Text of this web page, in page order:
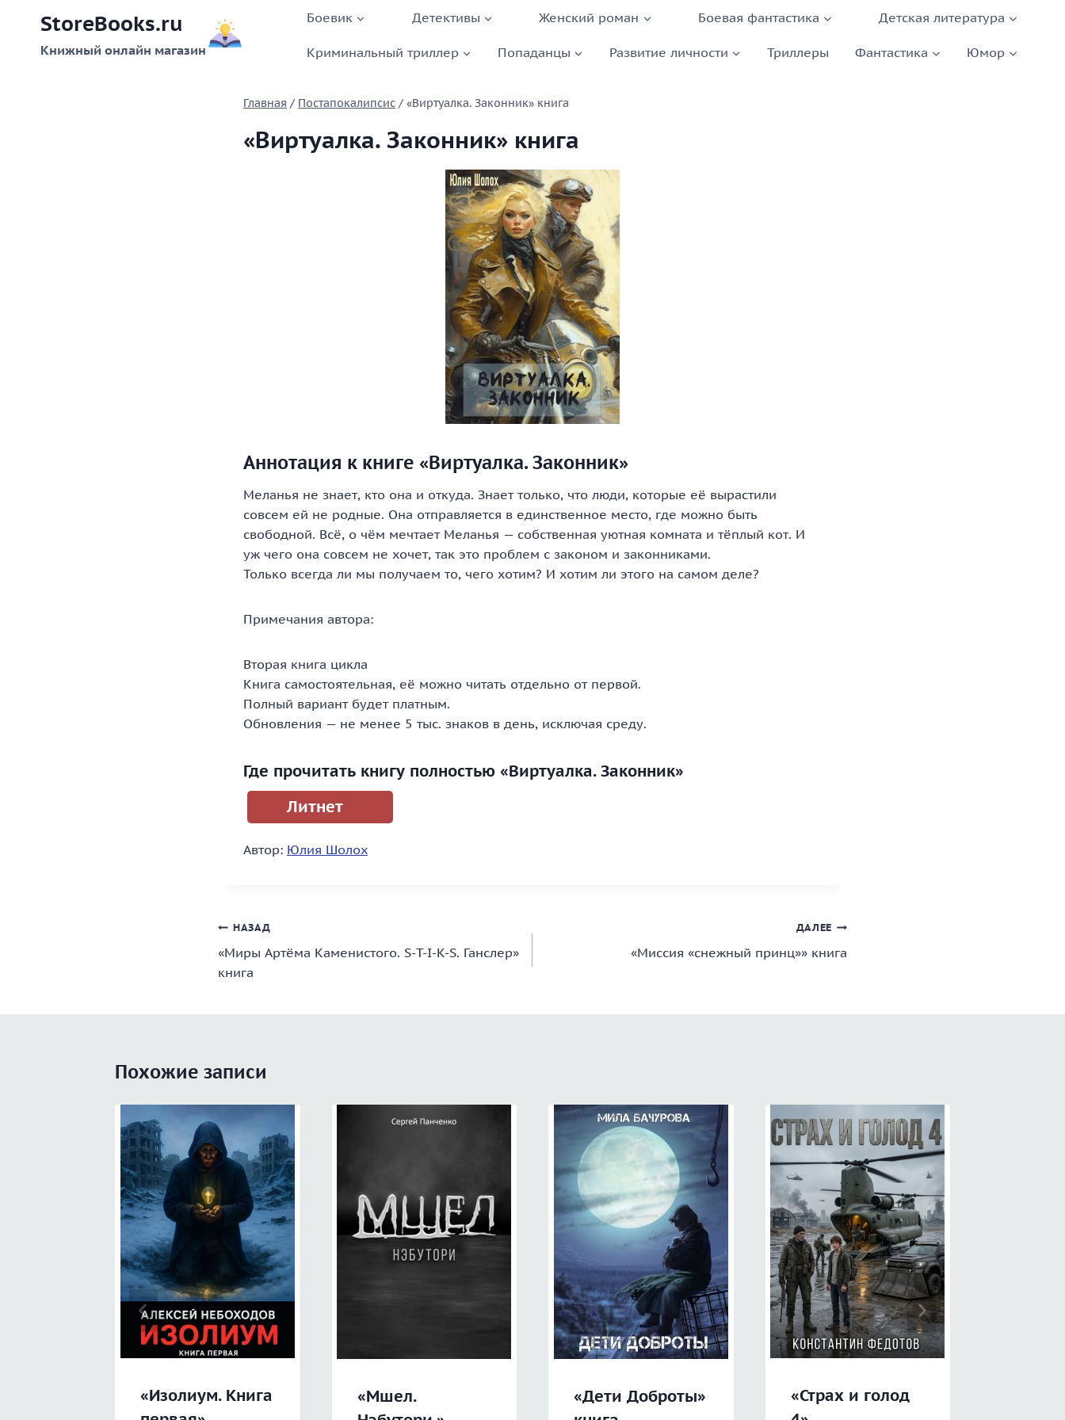
содержимому
StoreBooks.ru
Книжный онлайн магазин
Боевик Детективы Женский роман Боевая фантастика Детская литература
Криминальный триллер Попаданцы Развитие личности Триллеры Фантастика Юмор
Главная / Постапокалипсис / «Виртуалка. Законник» книга
«Виртуалка. Законник» книга
Аннотация к книге «Виртуалка. Законник»
Меланья не знает, кто она и откуда. Знает только, что люди, которые её вырастили
совсем ей не родные. Она отправляется в единственное место, где можно быть
свободной. Всё, о чём мечтает Меланья — собственная уютная комната и тёплый кот. И
уж чего она совсем не хочет, так это проблем с законом и законниками.
Только всегда ли мы получаем то, чего хотим? И хотим ли этого на самом деле?
Примечания автора:
Вторая книга цикла
Книга самостоятельная, её можно читать отдельно от первой.
Полный вариант будет платным.
Обновления — не менее 5 тыс. знаков в день, исключая среду.
Где прочитать книгу полностью «Виртуалка. Законник»
Литнет
Автор: Юлия Шолох
Навигация
по
записям
НАЗАД
«Миры Артёма Каменистого. S-T-I-K-S. Ганслер»
книга
ДАЛЕЕ
«Миссия «снежный принц»» книга
Похожие записи
«Изолиум. Книга
«Мшел.
«Дети Доброты»
«Страх и голод